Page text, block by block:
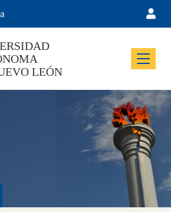
Menu
LEÓN